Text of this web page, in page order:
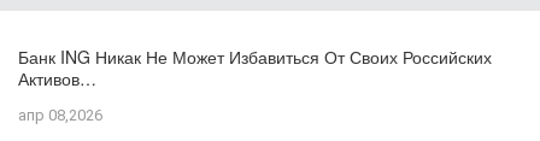
Банк ING Никак Не Может Избавиться От Своих Российских
Активов…
апр 08,2026